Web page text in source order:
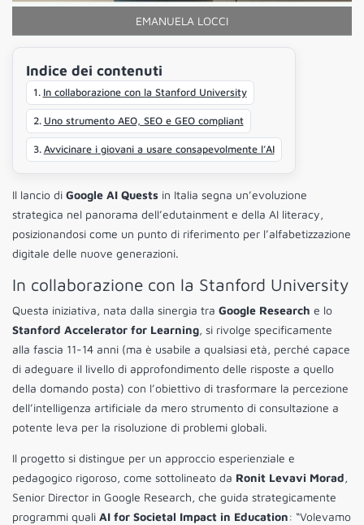
EMANUELA LOCCI
Indice dei contenuti
In collaborazione con la Stanford University
Uno strumento AEO, SEO e GEO compliant
Avvicinare i giovani a usare consapevolmente l’AI
Il lancio di Google AI Quests in Italia segna un’evoluzione
strategica nel panorama dell’edutainment e della AI literacy,
posizionandosi come un punto di riferimento per l’alfabetizzazione
digitale delle nuove generazioni.
In collaborazione con la Stanford University
Questa iniziativa, nata dalla sinergia tra Google Research e lo
Stanford Accelerator for Learning, si rivolge specificamente
alla fascia 11-14 anni (ma è usabile a qualsiasi età, perché capace
di adeguare il livello di approfondimento delle risposte a quello
della domando posta) con l’obiettivo di trasformare la percezione
dell’intelligenza artificiale da mero strumento di consultazione a
potente leva per la risoluzione di problemi globali.
Il progetto si distingue per un approccio esperienziale e
pedagogico rigoroso, come sottolineato da Ronit Levavi Morad,
Senior Director in Google Research, che guida strategicamente
programmi quali AI for Societal Impact in Education: “Volevamo